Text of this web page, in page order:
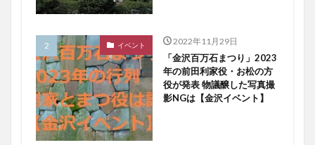
イベント 2022年11月29日
「金沢百万石まつり」2023
年の前田利家役・お松の方
役が発表 物議醸した写真撮
影NGは【金沢イベント】